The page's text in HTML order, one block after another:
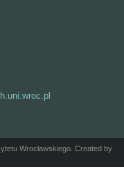
Wrocławskiego. Created by